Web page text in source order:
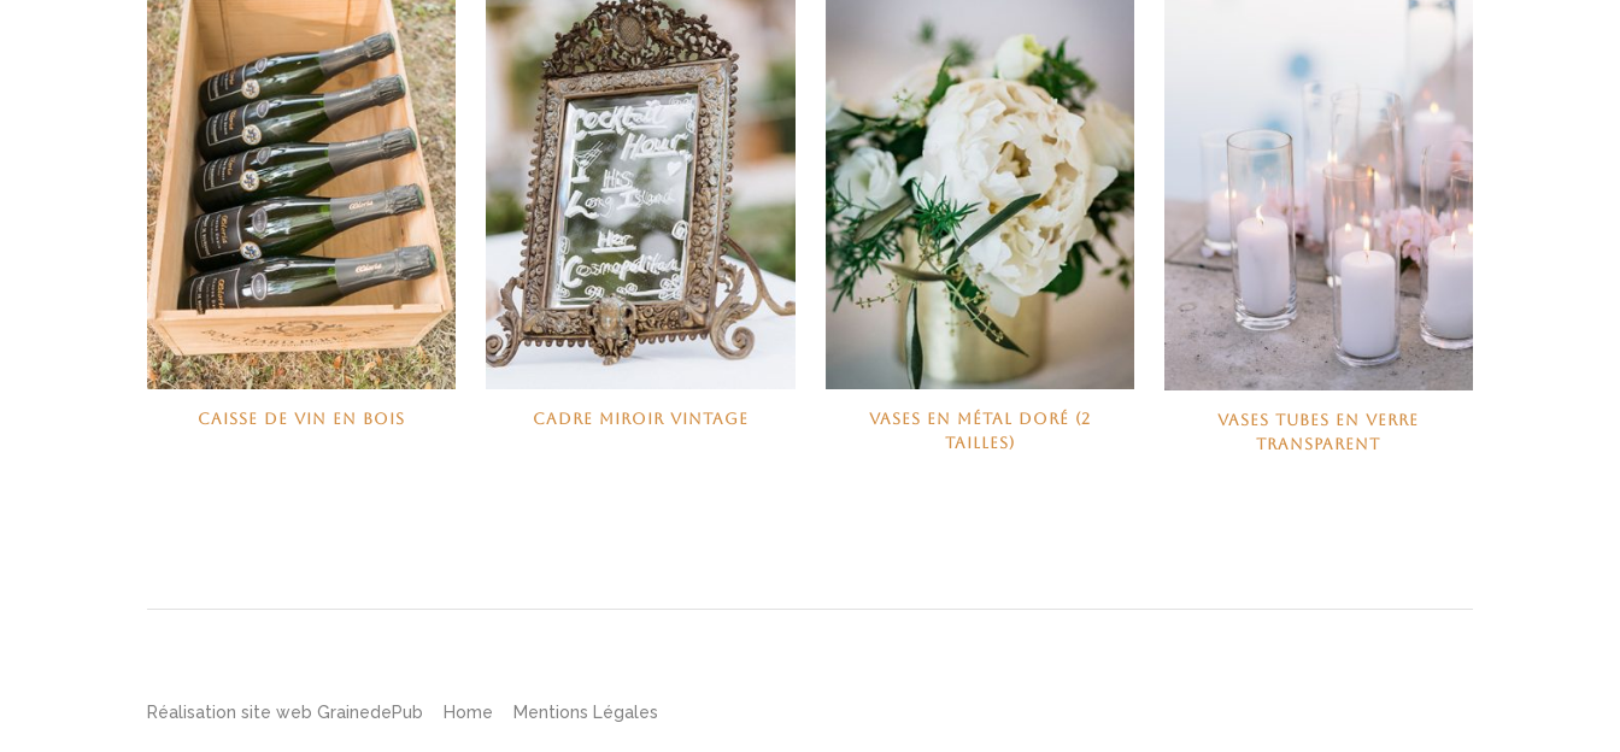
CAISSE DE VIN EN BOIS CADRE MIROIR VINTAGE
VASES EN MÉTAL DORÉ (2
TAILLES)
VASES TUBES EN VERRE
TRANSPARENT
Réalisation site web GrainedePub Home Mentions Légales